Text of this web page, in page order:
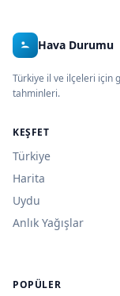
Hava Durumu
Türkiye il ve ilçeleri için
tahminleri.
KEŞFET
Türkiye
Harita
Uydu
Anlık Yağışlar
POPÜLER